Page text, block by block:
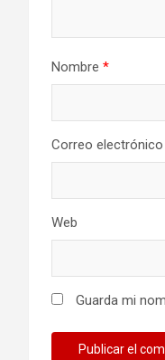
Nombre *
Correo electrónico
Web
Guarda mi